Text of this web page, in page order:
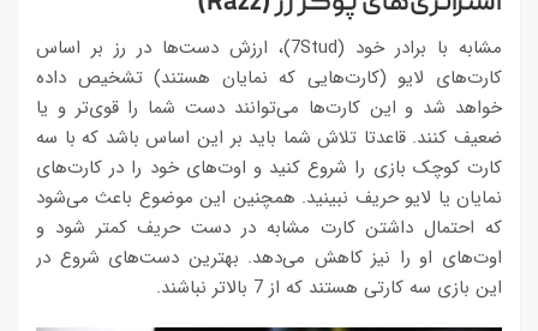
مشابه با برادر خود (7Stud)، ارزش دست‌ها در رز بر اساس
کارت‌های لایو (کارت‌هایی که نمایان هستند) تشخیص داده
خواهد شد و این کارت‌ها می‌توانند دست شما را قوی‌تر و یا
ضعیف کنند. قاعدتا تلاش شما باید بر این اساس باشد که با سه
کارت کوچک بازی را شروع کنید و اوت‌های خود را در کارت‌های
نمایان یا لایو حریف نبینید. همچنین این موضوع باعث می‌شود
که احتمال داشتن کارت مشابه در دست حریف کمتر شود و
اوت‌های او را نیز کاهش می‌دهد. بهترین دست‌های شروع در
این بازی سه کارتی هستند که از 7 بالاتر نباشند.